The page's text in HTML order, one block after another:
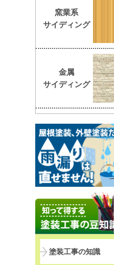
窯業系
サイディング
金属
サイディング
塗装工事の知識